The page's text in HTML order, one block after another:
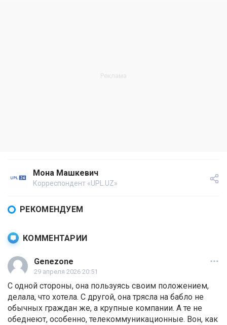
Мона Машкевич
Корреспондент «UPL.UZ»
РЕКОМЕНДУЕМ
КОММЕНТАРИИ
Genezone
29 апреля 2026 20:51
С одной стороны, она пользуясь своим положением,
делала, что хотела. С другой, она трясла на бабло не
обычных граждан же, а крупные компании. А те не
обеднеют, особенно, телекоммуникационные. Вон, как